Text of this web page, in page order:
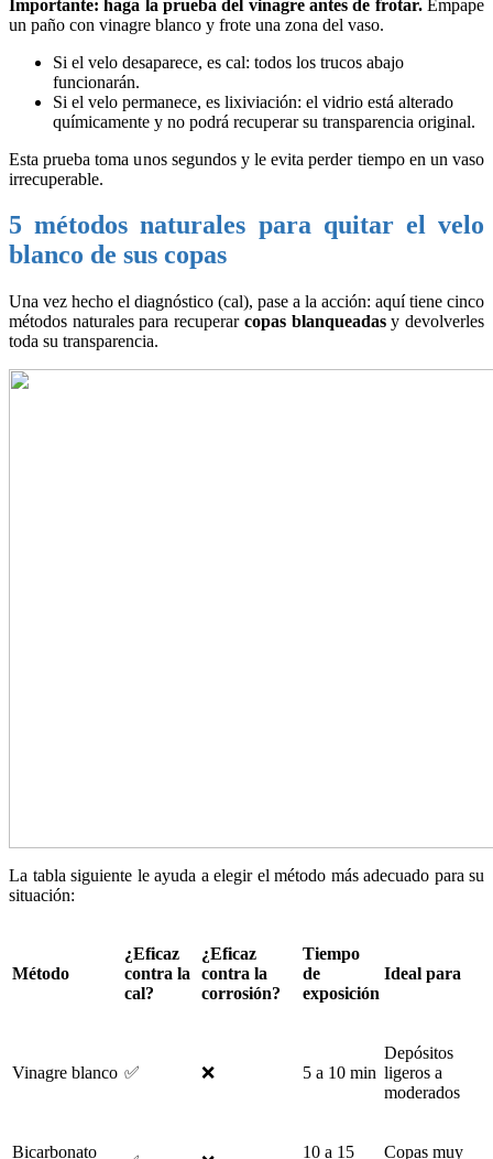
Importante: haga la prueba del vinagre antes de frotar.Empape
un paño con vinagre blanco y frote una zona del vaso.
Si el velo desaparece, es cal: todos los trucos abajo
funcionarán.
Si el velo permanece, es lixiviación: el vidrio está alterado
químicamente y no podrá recuperar su transparencia original.
Esta prueba toma unos segundos y le evita perder tiempo en un vaso
irrecuperable.
5 métodos naturales para quitar el velo
blanco de sus copas
Una vez hecho el diagnóstico (cal), pase a la acción: aquí tiene cinco
métodos naturales para recuperar copas blanqueadasy devolverles
toda su transparencia.
La tabla siguiente le ayuda a elegir el método más adecuado para su
situación:
Método
¿Eficaz
contra la
cal?
¿Eficaz
contra la
corrosión?
Tiempo
de
exposición
Ideal para
Vinagre blanco ✅ ❌ 5 a 10 min
Depósitos
ligeros a
moderados
Bicarbonato 10 a 15 Copas muy